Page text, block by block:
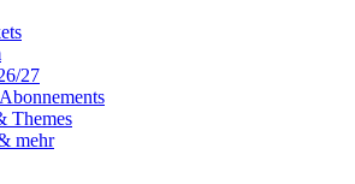
27
Themes
mehr